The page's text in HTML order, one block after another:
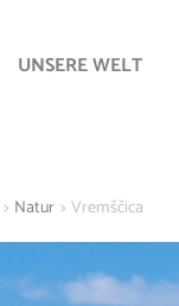
UNSERE WELT
> Natur > Vremščica